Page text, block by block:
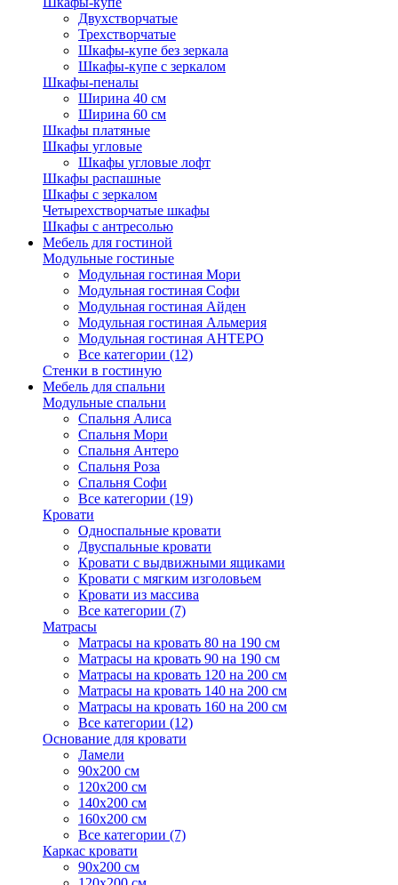
Двухстворчатые
Трехстворчатые
Шкафы-купе без зеркала
Шкафы-купе с зеркалом
Шкафы-пеналы
Ширина 40 см
Ширина 60 см
Шкафы платяные
Шкафы угловые
Шкафы угловые лофт
Шкафы распашные
Шкафы с зеркалом
Четырехстворчатые шкафы
Шкафы с антресолью
Мебель для гостиной
Модульные гостиные
Модульная гостиная Мори
Модульная гостиная Софи
Модульная гостиная Айден
Модульная гостиная Альмерия
Модульная гостиная АНТЕРО
Все категории (12)
Стенки в гостиную
Мебель для спальни
Модульные спальни
Спальня Алиса
Спальня Мори
Спальня Антеро
Спальня Роза
Спальня Софи
Все категории (19)
Кровати
Односпальные кровати
Двуспальные кровати
Кровати с выдвижными ящиками
Кровати с мягким изголовьем
Кровати из массива
Все категории (7)
Матрасы
Матрасы на кровать 80 на 190 см
Матрасы на кровать 90 на 190 см
Матрасы на кровать 120 на 200 см
Матрасы на кровать 140 на 200 см
Матрасы на кровать 160 на 200 см
Все категории (12)
Основание для кровати
Ламели
90х200 см
120х200 см
140х200 см
160х200 см
Все категории (7)
Каркас кровати
90х200 см